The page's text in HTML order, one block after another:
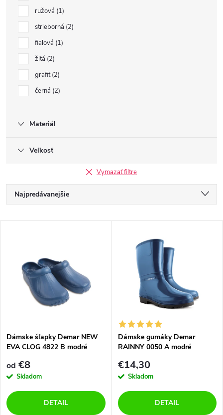
ružová 1
strieborná 2
fialová 1
žltá 2
grafit 2
černá 2
Materiál
Veľkosť
Vymazať filtre
R
a
e
p
r
Najpredávanejšie
Abecedne
s
p
r
o
Dámske šľapky Demar NEW
EVA CLOG 4822 B modré
od €8
Skladom
DETAIL
Dámske gumáky Demar
RAINNY 0050 A modré
€14,30
Skladom
DETAIL